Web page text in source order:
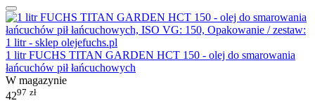
1 litr FUCHS TITAN GARDEN HCT 150 - olej do smarowania
łańcuchów pił łańcuchowych
W magazynie
4297 zł